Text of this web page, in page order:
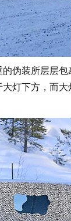
伪装所层层包
灯下方，而